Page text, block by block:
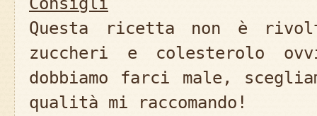
Questa ricetta non è
zuccheri e colesterolo
dobbiamo farci male,
qualità mi raccomando!